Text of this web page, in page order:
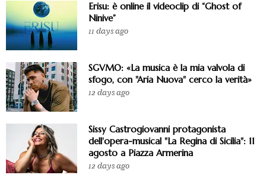
Erisu: è online il videoclip di “Ghost of
Ninive”
11 days ago
SGVMO: «La musica è la mia valvola di
sfogo, con "Aria Nuova" cerco la verità»
12 days ago
Sissy Castrogiovanni protagonista
dell'opera-musical "La Regina di Sicilia": 11
agosto a Piazza Armerina
12 days ago